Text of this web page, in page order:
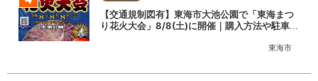
東海市
【交通規制図有】東海市大池公園で「東海まつ
り花火大会」8/8(土)に開催｜購入方法や駐車場